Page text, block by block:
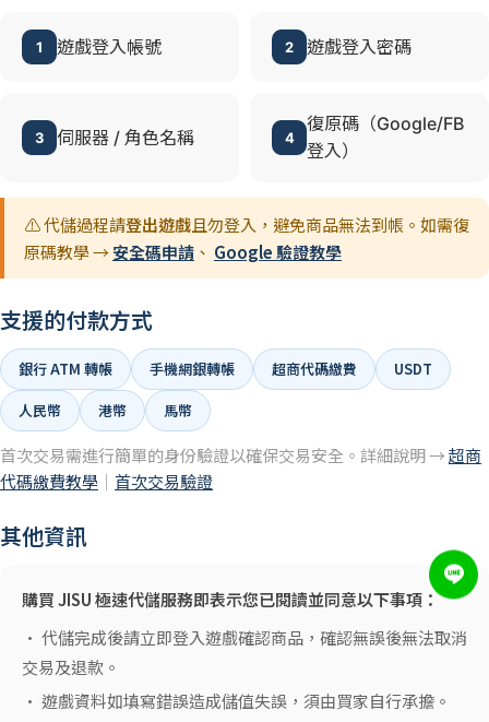
1 遊戲登入帳號 2 遊戲登入密碼
3 伺服器 / 角色名稱 4
復原碼（Google/FB
登入）
⚠️ 代儲過程請登出遊戲且勿登入，避免商品無法到帳。如需復
原碼教學 →安全碼申請 、 Google 驗證教學
支援的付款方式
銀行 ATM 轉帳 手機網銀轉帳 超商代碼繳費
USDT
人民幣
港幣 馬幣
首次交易需進行簡單的身份驗證以確保交易安全。詳細說明 →超商
代碼繳費教學 ｜ 首次交易驗證
其他資訊
購買 JISU 極速代儲服務即表示您已閱讀並同意以下事項：
• 代儲完成後請立即登入遊戲確認商品，確認無誤後無法取消
交易及退款。
• 遊戲資料如填寫錯誤造成儲值失誤，須由買家自行承擔。